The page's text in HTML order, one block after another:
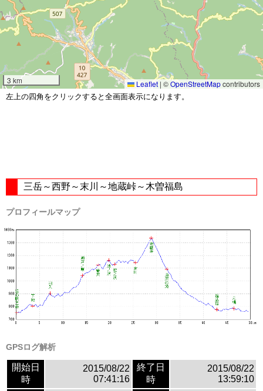
3 km Leaflet | ©OpenStreetMapcontributors
左上の四角をクリックすると全画面表示になります。
三岳～西野～末川～地蔵峠～木曽福島
プロフィールマップ
GPSログ解析
開始日
時
2015/08/22
07:41:16
終了日
時
2015/08/22
13:59:10